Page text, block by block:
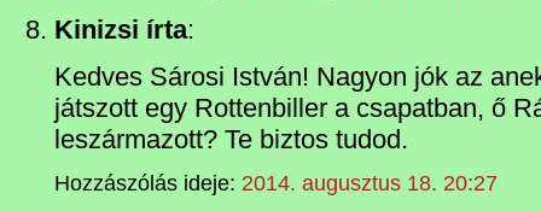
Kinizsi írta:
Kedves Sárosi István! Nagyon jók az
játszott egy Rottenbiller a csapatban, ő
leszármazott? Te biztos tudod.
Hozzászólás ideje: 2014. augusztus 18. 20:27